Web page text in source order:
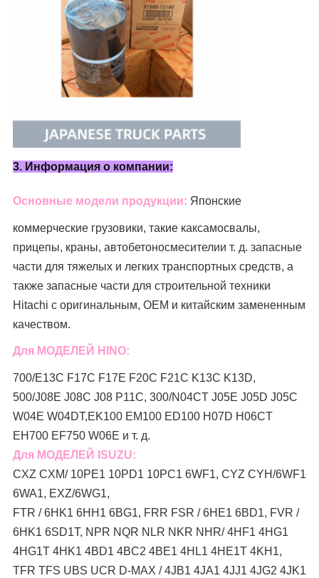
3. Информация о компании:
Основные модели продукции: Японские
коммерческие грузовики, такие каксамосвалы,
прицепы, краны, автобетоносмесителии т. д. запасные
части для тяжелых и легких транспортных средств, а
также запасные части для строительной техники
Hitachi с оригинальным, OEM и китайским замененным
качеством.
Для МОДЕЛЕЙ HINO:
700/E13C F17C F17E F20C F21C K13C K13D,
500/J08E J08C J08 P11C, 300/N04CT J05E J05D J05C
W04E W04DT,EK100 EM100 ED100 H07D H06CT
EH700 EF750 W06E и т. д.
Для МОДЕЛЕЙ ISUZU:
CXZ CXM/ 10PE1 10PD1 10PC1 6WF1, CYZ CYH/6WF1
6WA1, EXZ/6WG1,
FTR / 6HK1 6HH1 6BG1, FRR FSR / 6HE1 6BD1, FVR /
6HK1 6SD1T, NPR NQR NLR NKR NHR/ 4HF1 4HG1
4HG1T 4HK1 4BD1 4BC2 4BE1 4HL1 4HE1T 4KH1,
TFR TFS UBS UCR D-MAX / 4JB1 4JA1 4JJ1 4JG2 4JK1